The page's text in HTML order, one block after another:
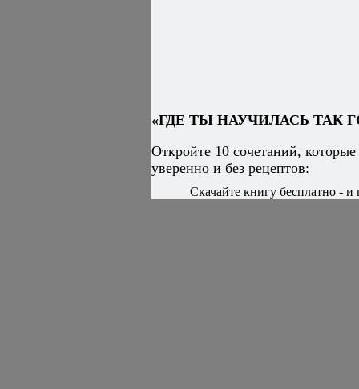
«ГДЕ ТЫ НАУЧИЛАСЬ ТАК
Откройте 10 сочетаний,
уверенно и без рецептов:
Скачайте книгу бесплатно - и